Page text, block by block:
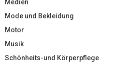
Medien
Mode und Bekleidung
Motor
Musik
Schönheits-und Körperpflege